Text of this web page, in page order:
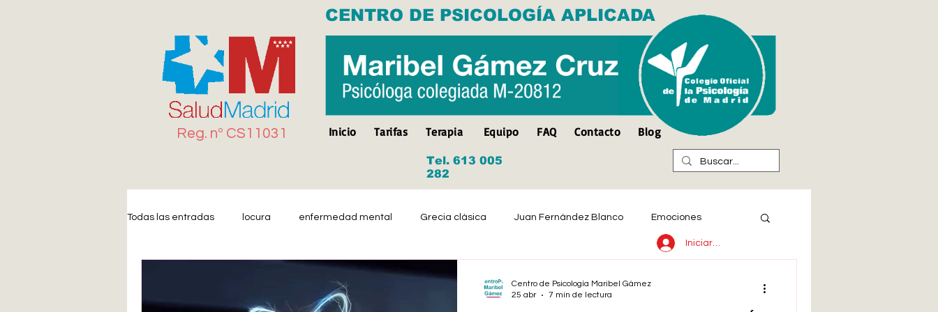
CENTRO DE PSICOLOGÍA APLICADA
Reg. nº CS11031 Inicio Tarifas Terapia Equipo FAQ Contacto Blog
Tel. 613 005
282
Todas las entradas locura enfermedad mental Grecia clásica Juan Fernández Blanco Emociones
Suicidio Discapacidad
Centro de Psicología Maribel Gámez
25 abr
7 min de lectura
Iniciar sesión